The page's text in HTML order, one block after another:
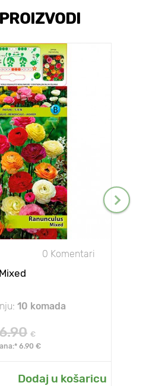
0 Komentari
10 komada
€
6.90 €
Dodaj u košaricu